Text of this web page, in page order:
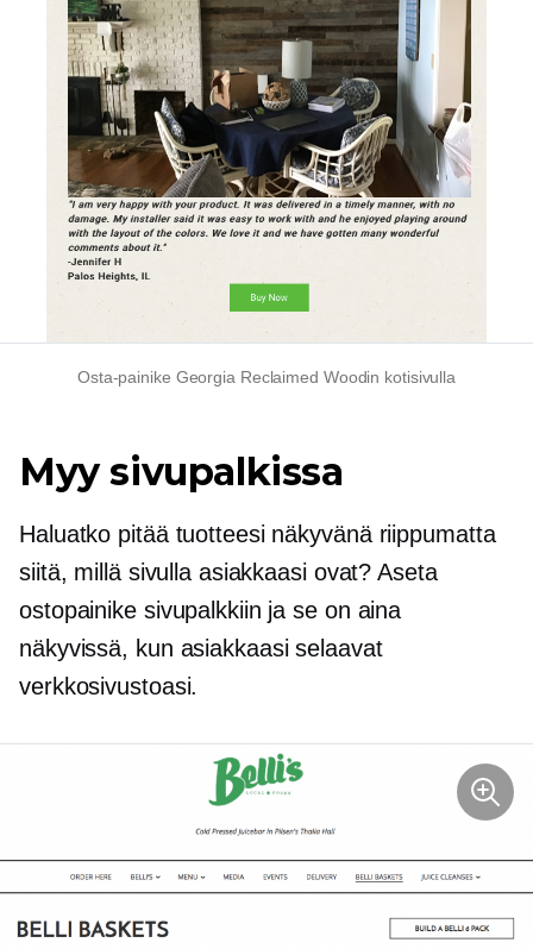
Osta-painike Georgia Reclaimed Woodin kotisivulla
Myy sivupalkissa
Haluatko pitää tuotteesi näkyvänä riippumatta
siitä, millä sivulla asiakkaasi ovat? Aseta
ostopainike sivupalkkiin ja se on aina
näkyvissä, kun asiakkaasi selaavat
verkkosivustoasi.